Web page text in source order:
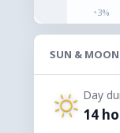
◔3%
SUN & MOON
Day
14